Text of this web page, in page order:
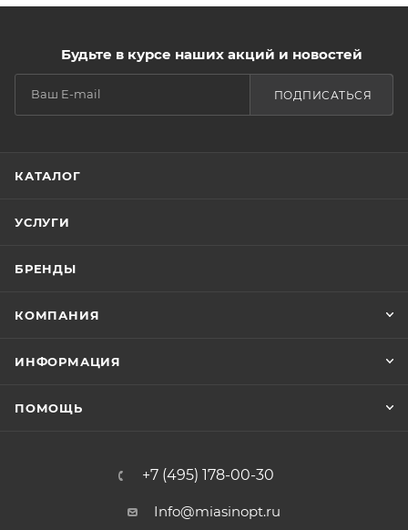
Будьте в курсе наших акций и новостей
ПОДПИСАТЬСЯ
КАТАЛОГ
УСЛУГИ
БРЕНДЫ
КОМПАНИЯ
ИНФОРМАЦИЯ
ПОМОЩЬ
+7 (495) 178-00-30
Info@miasinopt.ru